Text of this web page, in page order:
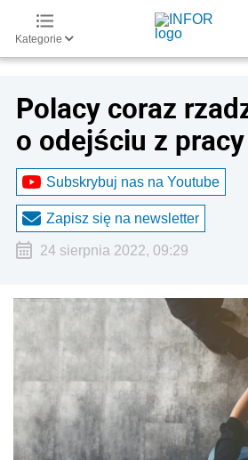
Kategorie
Polacy coraz
o odejściu z pracy
Subskrybuj nas na Youtube
Zapisz się na newsletter
24 sierpnia 2022, 09:29